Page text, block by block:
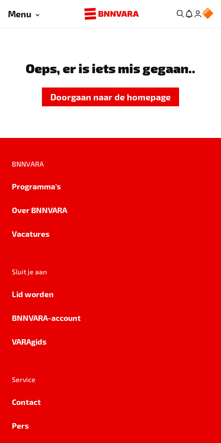
Menu
Oeps, er is iets mis gegaan..
Doorgaan naar de homepage
BNNVARA
Programma's
Over BNNVARA
Vacatures
Sluit je aan
Lid worden
BNNVARA-account
VARAgids
Service
Contact
Pers